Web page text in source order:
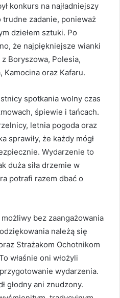
konkurs na najładniejszy
trudne zadanie, ponieważ
dziełem sztuki. Po
że najpiękniejsze wianki
Boryszowa, Polesia,
Kamocina oraz Kafaru.
spotkania wolny czas
śpiewie i tańcach.
letnia pogoda oraz
sprawiły, że każdy mógł
Wydarzenie to
duża siła drzemie w
potrafi razem dbać o
bez zaangażowania
należą się
Strażakom Ochotnikom
właśnie oni włożyli
wydarzenia.
głodny ani znudzony.